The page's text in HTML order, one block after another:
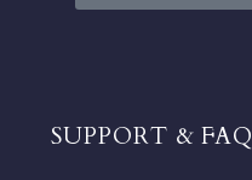
SUPPORT & FAQ